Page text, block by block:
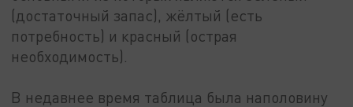
(достаточный запас), жёлтый (есть
потребность) и красный (острая
необходимость).
В недавнее время таблица была наполовину